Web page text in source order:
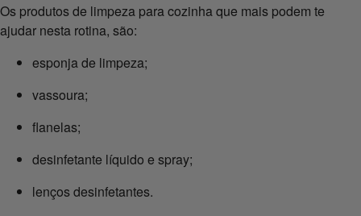
Os produtos de limpeza para cozinha que mais podem te
ajudar nesta rotina, são:
esponja de limpeza;
vassoura;
flanelas;
desinfetante líquido e spray;
lenços desinfetantes.